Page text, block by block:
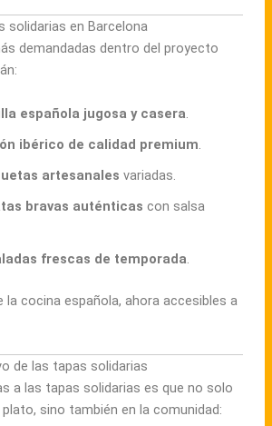
solidarias en Barcelona
demandadas dentro del proyecto
española jugosa y casera.
ibérico de calidad premium.
artesanales variadas.
bravas auténticas con salsa
frescas de temporada.
la cocina española, ahora accesibles a
de las tapas solidarias
a las tapas solidarias es que no solo
sino también en la comunidad: